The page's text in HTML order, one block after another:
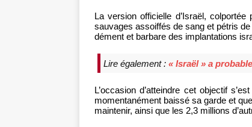
La version officielle d’Israël,
sauvages assoiffés de sang et pétris
dément et barbare des implantations
Lire également : « Israël » a
L’occasion d’atteindre cet objectif
momentanément baissé sa garde et
maintenir, ainsi que les 2,3 millions